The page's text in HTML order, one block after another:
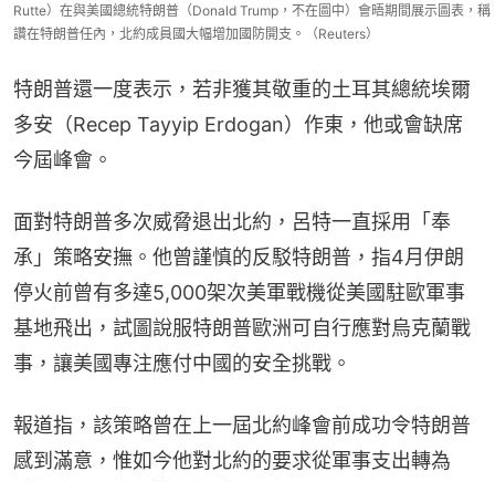
Rutte）在與美國總統特朗普（Donald Trump，不在圖中）會晤期間展示圖表，稱
讚在特朗普任內，北約成員國大幅增加國防開支。（Reuters）
特朗普還一度表示，若非獲其敬重的土耳其總統埃爾
多安（Recep Tayyip Erdogan）作東，他或會缺席
今屆峰會。
面對特朗普多次威脅退出北約，呂特一直採用「奉
承」策略安撫。他曾謹慎的反駁特朗普，指4月伊朗
停火前曾有多達5,000架次美軍戰機從美國駐歐軍事
基地飛出，試圖說服特朗普歐洲可自行應對烏克蘭戰
事，讓美國專注應付中國的安全挑戰。
報道指，該策略曾在上一屆北約峰會前成功令特朗普
感到滿意，惟如今他對北約的要求從軍事支出轉為